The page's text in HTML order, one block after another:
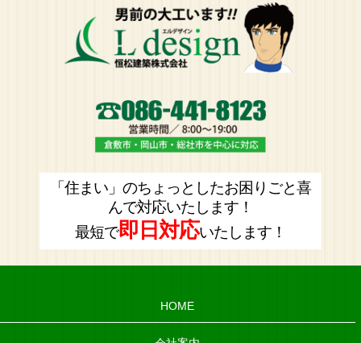
「住まい」のちょっとしたお困りごと喜
んで対応いたします！
最短で即日対応いたします！
HOME